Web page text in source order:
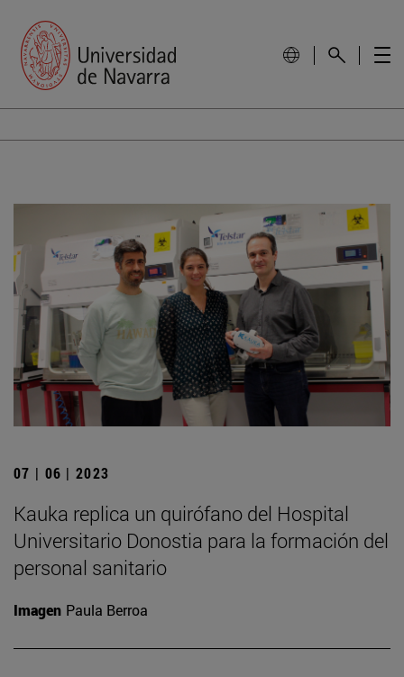
07 | 06 | 2023
Kauka replica un quirófano del Hospital
Universitario Donostia para la formación del
personal sanitario
Imagen Paula Berroa